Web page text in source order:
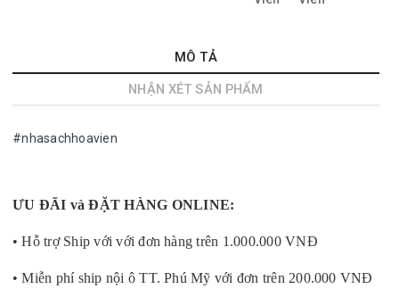
MÔ TẢ
NHẬN XÉT SẢN PHẨM
#nhasachhoavien
ƯU ĐÃI và ĐẶT HÀNG ONLINE:
• Hỗ trợ Ship với với đơn hàng trên 1.000.000 VNĐ
• Miễn phí ship nội ô TT. Phú Mỹ với đơn trên 200.000 VNĐ